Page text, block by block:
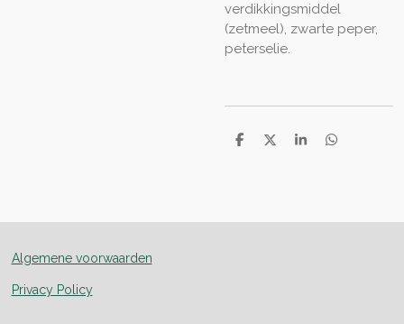
verdikkingsmiddel
(zetmeel), zwarte peper,
peterselie.
D
D
S
D
Algemene voorwaarden
Privacy Policy